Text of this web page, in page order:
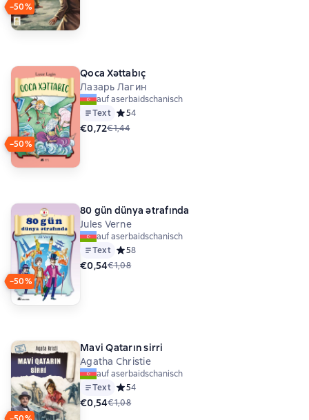
−50%
−50%
Qoca Xəttabıç
Лазарь Лагин
auf aserbaidschanisch
Text Средний рейтинг 5 на основе 4 оценок
54
€0,72€1,44
−50%
80 gün dünya ətrafında
Jules Verne
auf aserbaidschanisch
Text Средний рейтинг 5 на основе 8 оценок
58
€0,54€1,08
Mavi Qatarın sirri
Agatha Christie
auf aserbaidschanisch
Text Средний рейтинг 5 на основе 4 оценок
54
€0,54€1,08